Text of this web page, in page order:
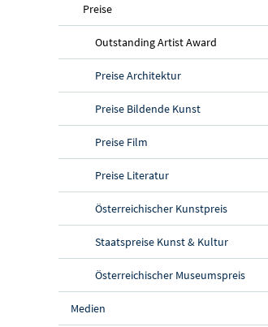
Preise
Outstanding Artist Award
Preise Architektur
Preise Bildende Kunst
Preise Film
Preise Literatur
Österreichischer Kunstpreis
Staatspreise Kunst & Kultur
Österreichischer Museumspreis
Medien